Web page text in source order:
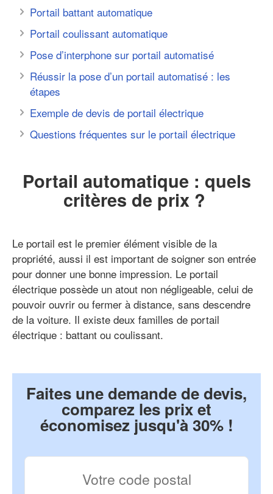
Portail battant automatique
Portail coulissant automatique
Pose d’interphone sur portail automatisé
Réussir la pose d’un portail automatisé : les
étapes
Exemple de devis de portail électrique
Questions fréquentes sur le portail électrique
Portail automatique : quels
critères de prix ?
Le portail est le premier élément visible de la
propriété, aussi il est important de soigner son entrée
pour donner une bonne impression. Le portail
électrique possède un atout non négligeable, celui de
pouvoir ouvrir ou fermer à distance, sans descendre
de la voiture. Il existe deux familles de portail
électrique : battant ou coulissant.
Faites une demande de devis,
comparez les prix et
économisez jusqu'à 30% !